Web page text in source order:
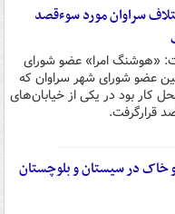
سراوان مورد سوءقصد
«هوشنگ امرا» عضو شورای
عضو شورای شهر سراوان که
کار بود در یکی از خیابان‌های
در سیستان و بلوچستان